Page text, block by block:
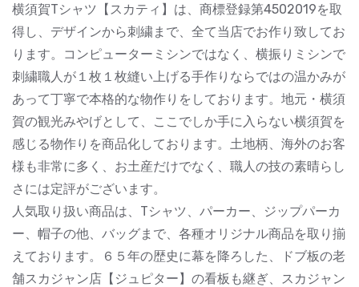
横須賀Tシャツ【スカティ】は、商標登録第4502019を取
得し、デザインから刺繍まで、全て当店でお作り致してお
ります。コンピューターミシンではなく、横振りミシンで
刺繍職人が１枚１枚縫い上げる手作りならではの温かみが
あって丁寧で本格的な物作りをしております。地元・横須
賀の観光みやげとして、ここでしか手に入らない横須賀を
感じる物作りを商品化しております。土地柄、海外のお客
様も非常に多く、お土産だけでなく、職人の技の素晴らし
さには定評がございます。
人気取り扱い商品は、Tシャツ、パーカー、ジップパーカ
ー、帽子の他、バッグまで、各種オリジナル商品を取り揃
えております。６５年の歴史に幕を降ろした、ドブ板の老
舗スカジャン店【ジュピター】の看板も継ぎ、スカジャン